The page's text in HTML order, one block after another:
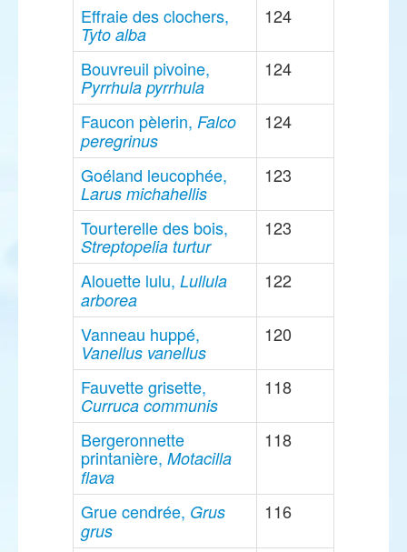
Effraie des clochers,
Tyto alba
124
Bouvreuil pivoine,
Pyrrhula pyrrhula
124
Faucon pèlerin, Falco
peregrinus
124
Goéland leucophée,
Larus michahellis
123
Tourterelle des bois,
Streptopelia turtur
123
Alouette lulu, Lullula
arborea
122
Vanneau huppé,
Vanellus vanellus
120
Fauvette grisette,
Curruca communis
118
Bergeronnette
printanière, Motacilla
flava
118
Grue cendrée, Grus
grus
116